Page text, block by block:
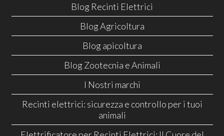
Blog Recinti Elettrici
Blog Agricoltura
Blog apicoltura
Blog Zootecnia e Animali
I Nostri marchi
Recinti elettrici: sicurezza e controllo per i tuoi
animali